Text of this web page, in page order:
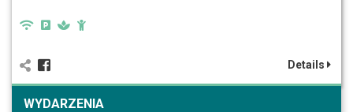
Details
WYDARZENIA